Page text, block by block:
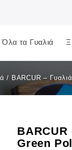
Όλα τα Γυαλιά
/ BARCUR –
Green